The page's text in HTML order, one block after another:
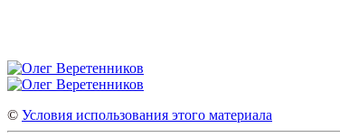
© Условия использования этого материала